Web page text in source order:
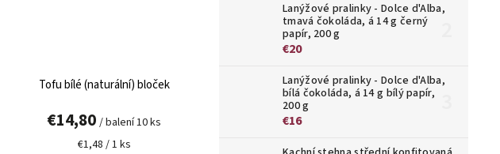
Lanýžové pralinky - Dolce d'Alba,
tmavá čokoláda, á 14 g černý
papír, 200 g
€20
Lanýžové pralinky - Dolce d'Alba,
bílá čokoláda, á 14 g bílý papír,
200 g
€16
Tofu bílé (naturální) bloček
€14,80 / balení 10 ks
€1,48 / 1 ks